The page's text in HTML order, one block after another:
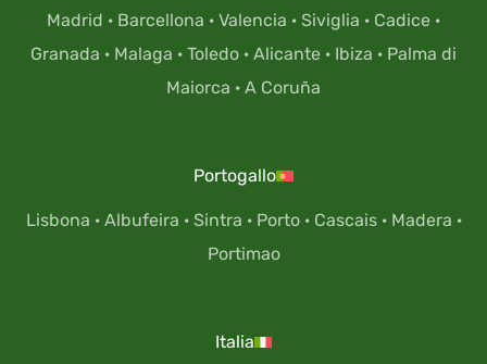
Madrid · Barcellona · Valencia · Siviglia · Cadice ·
Granada · Malaga · Toledo · Alicante · Ibiza · Palma di
Maiorca · A Coruña
Portogallo
Lisbona · Albufeira · Sintra · Porto· Cascais· Madera ·
Portimao
Italia